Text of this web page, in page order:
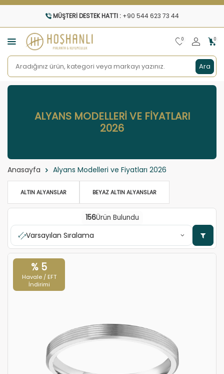
MÜŞTERI DESTEK HATTI : +90 544 623 73 44
Ara
0 0
ALYANS MODELLERI VE FIYATLARI
2026
Anasayfa Alyans Modelleri ve Fiyatları 2026
ALTIN ALYANSLAR BEYAZ ALTIN ALYANSLAR
156Ürün Bulundu
Varsayılan Sıralama
% 5
Havale / EFT
İndirimi